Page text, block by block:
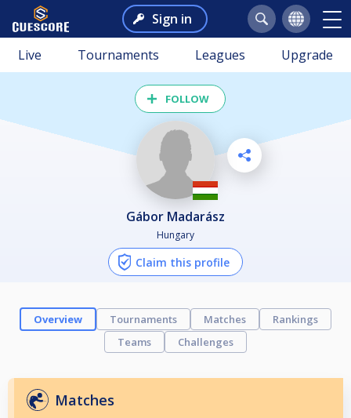
Sign in
Live Tournaments Leagues Upgrade
FOLLOW
Gábor Madarász
Hungary
Claim this profile
Overview Tournaments Matches
Rankings
Teams
Challenges
Matches